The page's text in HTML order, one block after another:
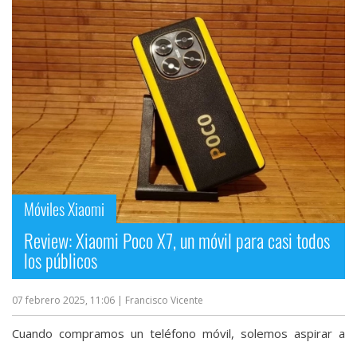
Móviles Xiaomi
Review: Xiaomi Poco X7, un móvil para casi todos
los públicos
07 febrero 2025, 11:06 | Francisco Vicente
Cuando compramos un teléfono móvil, solemos aspirar a